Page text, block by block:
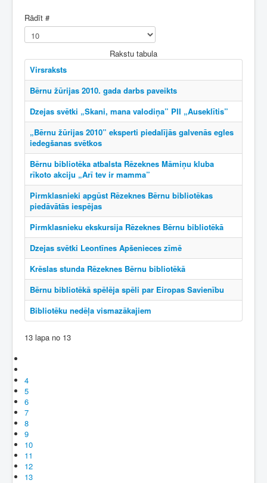
Rādīt #
Rakstu tabula
Virsraksts
Bērnu žūrijas 2010. gada darbs paveikts
Dzejas svētki „Skani, mana valodiņa” PII „Auseklītis”
„Bērnu žūrijas 2010” eksperti piedalījās galvenās egles
iedegšanas svētkos
Bērnu bibliotēka atbalsta Rēzeknes Māmiņu kluba
rīkoto akciju „Arī tev ir mamma”
Pirmklasnieki apgūst Rēzeknes Bērnu bibliotēkas
piedāvātās iespējas
Pirmklasnieku ekskursija Rēzeknes Bērnu bibliotēkā
Dzejas svētki Leontīnes Apšenieces zīmē
Krēslas stunda Rēzeknes Bērnu bibliotēkā
Bērnu bibliotēkā spēlēja spēli par Eiropas Savienību
Bibliotēku nedēļa vismazākajiem
13 lapa no 13
4
5
6
7
8
9
10
11
12
13